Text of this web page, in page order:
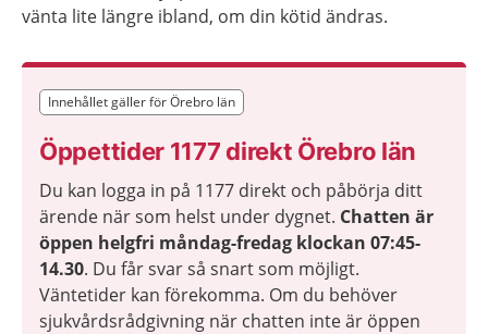
vänta lite längre ibland, om din kötid ändras.
Innehållet gäller för Örebro län
Innehållet gäller för Örebro län
Öppettider 1177 direkt Örebro län
Du kan logga in på 1177 direkt och påbörja ditt
ärende när som helst under dygnet. Chatten är
öppen helgfri måndag-fredag klockan 07:45-
14.30. Du får svar så snart som möjligt.
Väntetider kan förekomma. Om du behöver
sjukvårdsrådgivning när chatten inte är öppen